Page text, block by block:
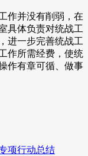
作并没有削弱，在
具体负责对统战工
进一步完善统战工
作所需经费，使统
作有章可循、做事
项行动总结